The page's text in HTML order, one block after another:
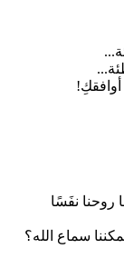
روحنا نفَسًا
سماع الله؟